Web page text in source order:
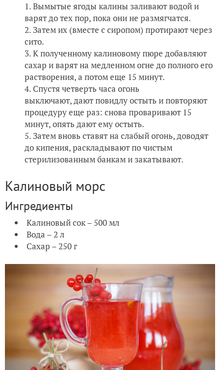
Вымытые ягоды калины заливают водой и
варят до тех пор, пока они не размягчатся.
Затем их (вместе с сиропом) протирают через
сито.
К полученному калиновому пюре добавляют
сахар и варят на медленном огне до полного его
растворения, а потом еще 15 минут.
Спустя четверть часа огонь
выключают, дают повидлу остыть и повторяют
процедуру еще раз: снова проваривают 15
минут, опять дают ему остыть.
Затем вновь ставят на слабый огонь, доводят
до кипения, раскладывают по чистым
стерилизованным банкам и закатывают.
Калиновый морс
Ингредиенты
Калиновый сок – 500 мл
Вода – 2 л
Сахар – 250 г